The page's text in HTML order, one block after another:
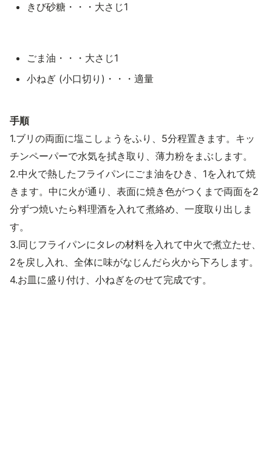
きび砂糖・・・大さじ1
ごま油・・・大さじ1
小ねぎ (小口切り)・・・適量
手順
1.ブリの両面に塩こしょうをふり、5分程置きます。キッ
チンペーパーで水気を拭き取り、薄力粉をまぶします。
2.中火で熱したフライパンにごま油をひき、1を入れて焼
きます。中に火が通り、表面に焼き色がつくまで両面を2
分ずつ焼いたら料理酒を入れて煮絡め、一度取り出しま
す。
3.同じフライパンにタレの材料を入れて中火で煮立たせ、
2を戻し入れ、全体に味がなじんだら火から下ろします。
4.お皿に盛り付け、小ねぎをのせて完成です。